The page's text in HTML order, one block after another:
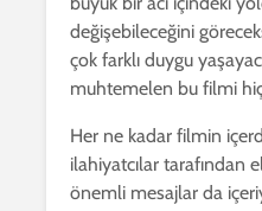
değişebileceğini
çok farklı duygu
muhtemelen bu filmi hiç
Her ne kadar filmin
ilahiyatcılar tarafından
önemli mesajlar da